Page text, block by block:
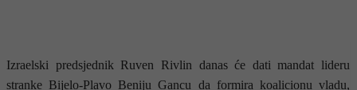
Izraelski predsjednik Ruven Rivlin danas će dati mandat lideru
stranke Bijelo-Plavo Beniju Gancu da formira koalicionu vladu,